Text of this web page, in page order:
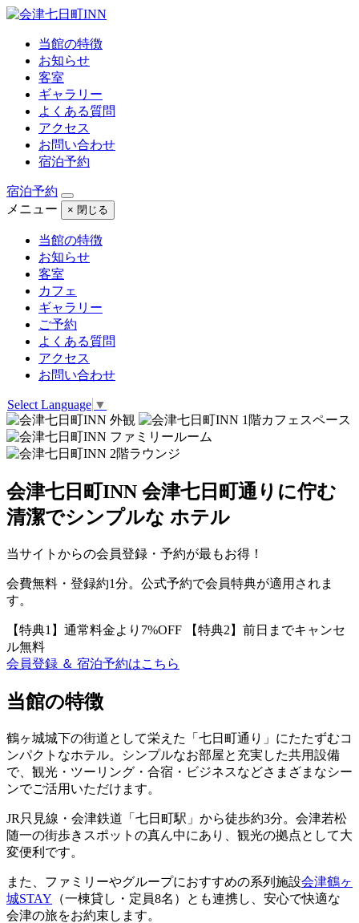
当館の特徴
お知らせ
客室
ギャラリー
よくある質問
アクセス
お問い合わせ
宿泊予約
宿泊予約
メニュー
× 閉じる
当館の特徴
お知らせ
客室
カフェ
ギャラリー
ご予約
よくある質問
アクセス
お問い合わせ
Select Language ▼
会津七日町INN 会津七日町通りに佇む
清潔でシンプルな ホテル
当サイトからの会員登録・予約が最もお得！
会費無料・登録約1分。公式予約で会員特典が適用されま
す。
【特典1】 通常料金より7%OFF 【特典2】 前日までキャンセ
ル無料
会員登録 ＆ 宿泊予約はこちら
当館の特徴
鶴ヶ城城下の街道として栄えた「七日町通り」にたたずむコ
ンパクトなホテル。シンプルなお部屋と充実した共用設備
で、観光・ツーリング・合宿・ビジネスなどさまざまなシー
ンでご活用いただけます。
JR只見線・会津鉄道「七日町駅」から徒歩約3分。会津若松
随一の街歩きスポットの真ん中にあり、観光の拠点として大
変便利です。
また、ファミリーやグループにおすすめの系列施設会津鶴ヶ
城STAY （一棟貸し・定員8名）とも連携し、安心で快適な
会津の旅をお約束します。